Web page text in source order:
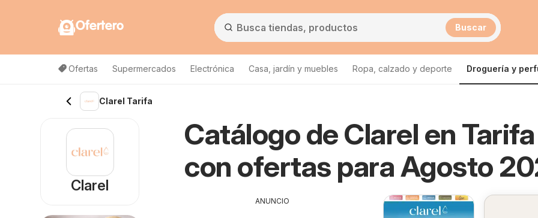
Ofertero Buscar
Ofertas Supermercados Electrónica Casa, jardín y muebles Ropa, calzado y deporte Droguería y
Clarel Tarifa
Catálogo de Clarel en Tarifa
con ofertas para Agosto
ANUNCIO
Clarel